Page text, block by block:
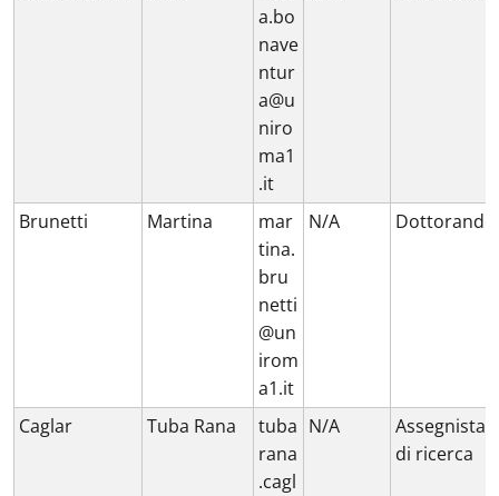
a.bo
nave
ntur
a@u
niro
ma1
.it
Brunetti Martina
mar
tina.
bru
netti
@un
irom
a1.it
N/A Dottorando
Caglar Tuba Rana
tuba
rana
.cagl
N/A
Assegnista
di ricerca